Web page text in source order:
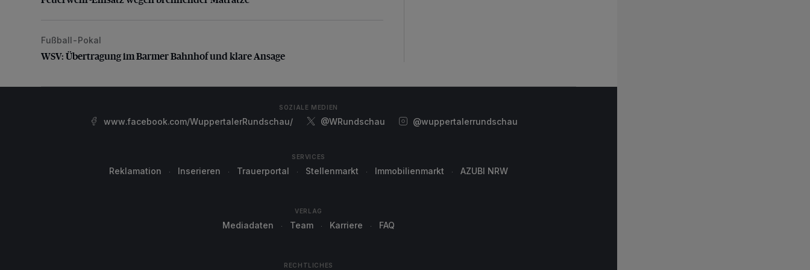
WSV: Übertragung im Barmer Bahnhof und klare Ansage
Fußball-Pokal
WSV: Übertragung im Barmer Bahnhof und klare Ansage
SOZIALE MEDIEN
www.facebook.com/WuppertalerRundschau/ @WRundschau @wuppertalerrundschau
SERVICES
Reklamation Inserieren Trauerportal Stellenmarkt Immobilienmarkt AZUBI NRW
VERLAG
Mediadaten Team Karriere FAQ
RECHTLICHES